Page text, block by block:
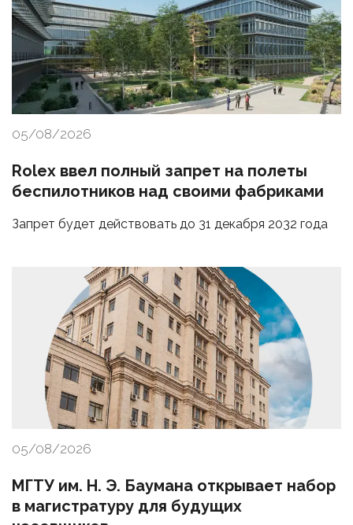
05/08/2026
Rolex ввел полный запрет на полеты
беспилотников над своими фабриками
Запрет будет действовать до 31 декабря 2032 года
05/08/2026
МГТУ им. Н. Э. Баумана открывает набор
в магистратуру для будущих